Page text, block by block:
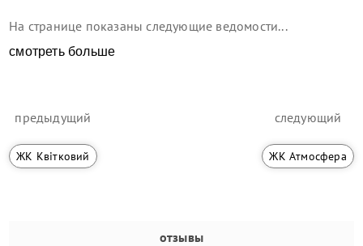
На странице показаны следующие ведомости...
смотреть больше
предыдущий
ЖК Квітковий
следующий
ЖК Атмосфера
отзывы